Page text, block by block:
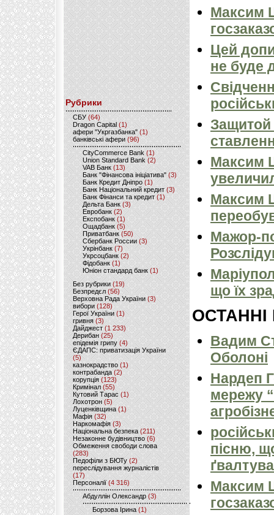
Рубрики
CБУ (64)
Dragon Capital (1)
афери "Укргазбанка" (1)
банківські афери (96)
CityCommerce Bank (1)
Union Standard Bank (2)
VAB Банк (13)
Банк "Фінансова ініціатива" (3)
Банк Кредит Дніпро (1)
Банк Національний кредит (3)
Банк Фінанси та кредит (1)
Дельта Банк (3)
Евробанк(2)
Експобанк (1)
Ощадбанк(5)
Приватбанк (50)
Сбербанк России (3)
Укрінбанк(7)
Укрсоцбанк (2)
Фідобанк (1)
Юніон стандард банк(1)
Без рубрики (19)
Безпредєл(56)
Верховна Рада України (3)
вибори(128)
Герої України(1)
гривня (3)
Дайджест (1 233)
Дерибан (25)
епідемія грипу (4)
ЄДАПС: приватизація України
(5)
казнокрадство (1)
контрабанда (2)
корупція (123)
Кримінал (55)
Кутовий Тарас (1)
Лохотрон(5)
Луценківщина (1)
Мафія (32)
Наркомафія (3)
Національна безпека (211)
Незаконне будівництво(6)
Обмеження свободи слова
(283)
Педофіли з БЮТу (2)
переслідування журналістів
(17)
Персоналії (4 316)
Абдуллін Олександр (3)
Борзова Ірина(1)
Максим
Цей
не буде
Защитой
Максим
Максим
Мажор-
що їх
ОСТАННІ
Вадим
Оболоні
Нардеп
мережу
пісню,
Максим